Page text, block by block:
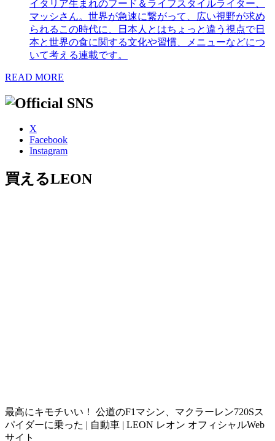
イタリア生まれのフード＆ライフスタイルライター、
マッシさん。世界が急速に繋がって、広い視野が求め
られるこの時代に、日本人とはちょっと違う視点で日
本と世界の食に関する文化や習慣、メニューなどにつ
いて考える連載です。
READ MORE
X
Facebook
Instagram
買えるLEON
最高にキモチいい！ 公道のF1マシン、マクラーレン720Sス
パイダーに乗った | 自動車 | LEON レオン オフィシャルWeb
サイト